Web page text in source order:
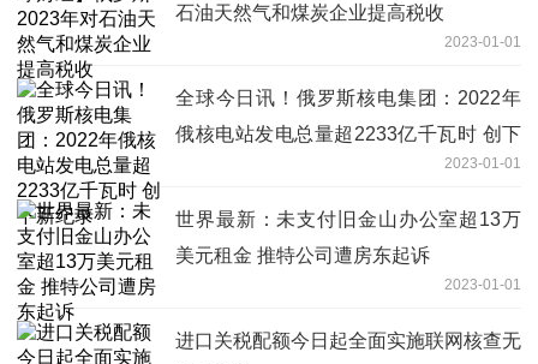
石油天然气和煤炭企业提高税收
2023-01-01
全球今日讯！俄罗斯核电集团：2022年
俄核电站发电总量超2233亿千瓦时 创下
2023-01-01
世界最新：未支付旧金山办公室超13万
美元租金 推特公司遭房东起诉
2023-01-01
进口关税配额今日起全面实施联网核查无